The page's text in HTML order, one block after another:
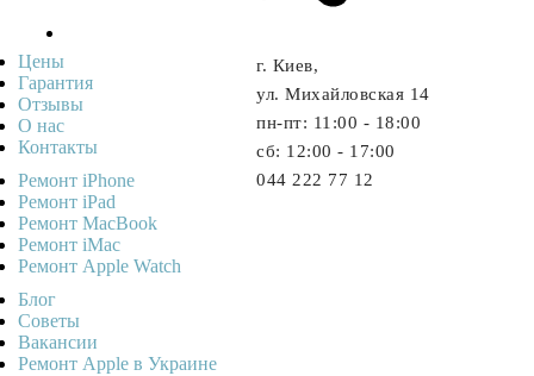
г. Киев,
ул. Михайловская 14
пн-пт: 11:00 - 18:00
cб: 12:00 - 17:00
044 222 77 12
Цены
Гарантия
Отзывы
О нас
Контакты
Ремонт iPhone
Ремонт iPad
Ремонт MacBook
Ремонт iMac
Ремонт Apple Watch
Блог
Советы
Ваканcии
Ремонт Apple в Украине